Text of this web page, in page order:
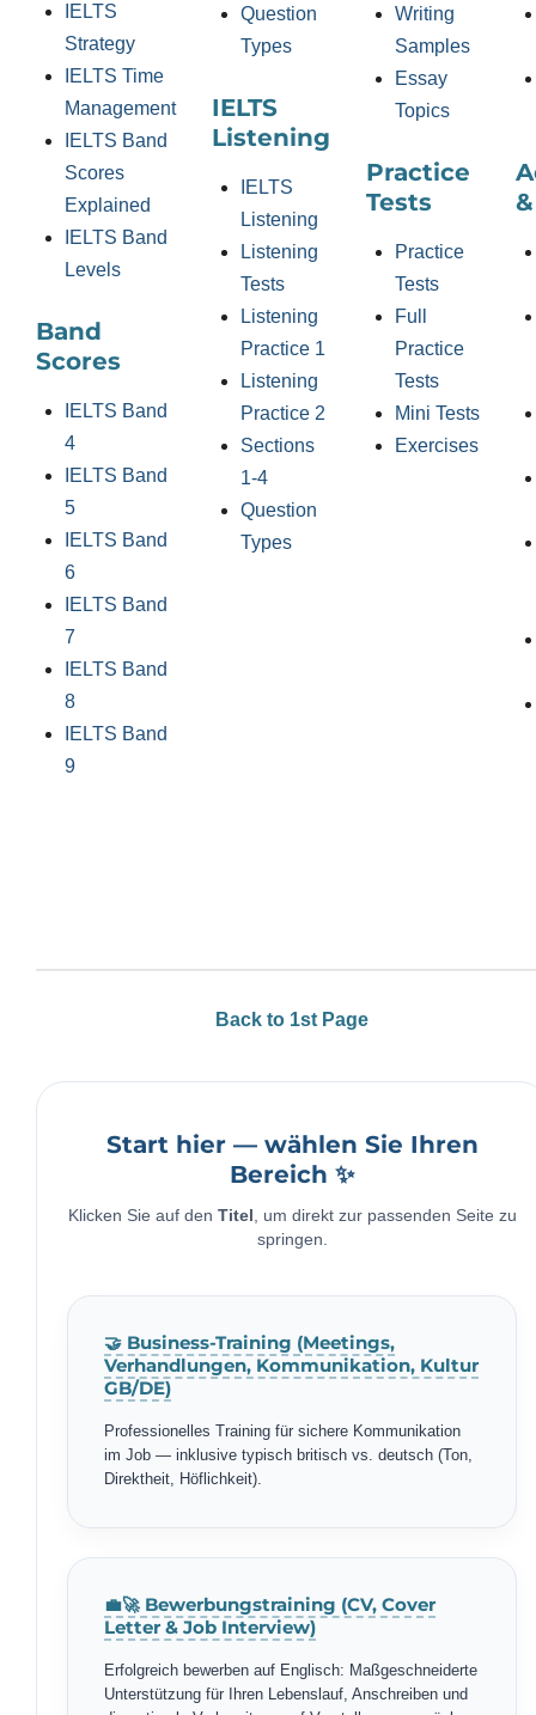
IELTS
Strategy
IELTS Time
Management
IELTS Band
Scores
Explained
IELTS Band
Levels
Band
Scores
IELTS Band
4
IELTS Band
5
IELTS Band
6
IELTS Band
7
IELTS Band
8
IELTS Band
9
Question
Types
IELTS
Listening
IELTS
Listening
Listening
Tests
Listening
Practice 1
Listening
Practice 2
Sections
1-4
Question
Types
Writing
Samples
Essay
Topics
Practice
Tests
Practice
Tests
Full
Practice
Tests
Mini Tests
Exercises
Back to 1st Page
Start hier — wählen Sie Ihren
Bereich ✨
Klicken Sie auf den Titel
, um direkt zur passenden Seite zu
springen.
🤝 Business-Training (Meetings,
Verhandlungen, Kommunikation, Kultur
GB/DE)
Professionelles Training für sichere Kommunikation
im Job — inklusive typisch britisch vs. deutsch (Ton,
Direktheit, Höflichkeit).
💼🚀 Bewerbungstraining (CV, Cover
Letter & Job Interview)
Erfolgreich bewerben auf Englisch: Maßgeschneiderte
Unterstützung für Ihren Lebenslauf, Anschreiben und